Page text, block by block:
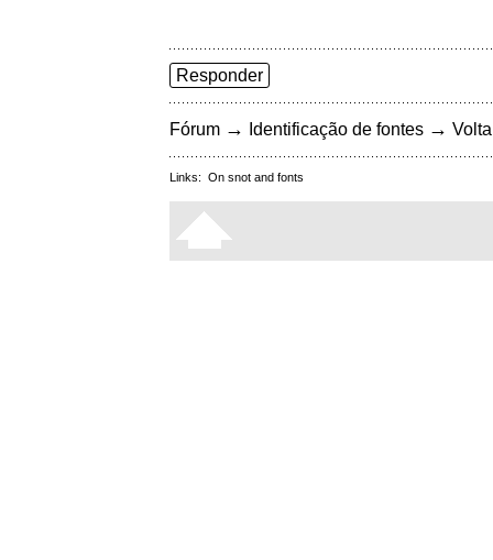
Responder
Fórum → Identificação de fontes →
Links: On snot and fonts